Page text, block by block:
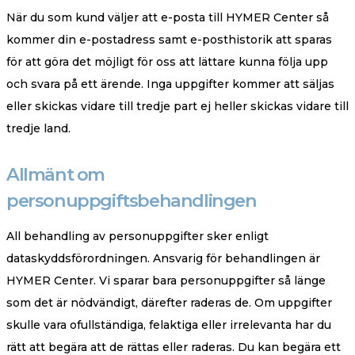
När du som kund väljer att e-posta till HYMER Center så
kommer din e-postadress samt e-posthistorik att sparas
för att göra det möjligt för oss att lättare kunna följa upp
och svara på ett ärende. Inga uppgifter kommer att säljas
eller skickas vidare till tredje part ej heller skickas vidare till
tredje land.
Allmänt om
personuppgiftsbehandlingen
All behandling av personuppgifter sker enligt
dataskyddsförordningen. Ansvarig för behandlingen är
HYMER Center. Vi sparar bara personuppgifter så länge
som det är nödvändigt, därefter raderas de. Om uppgifter
skulle vara ofullständiga, felaktiga eller irrelevanta har du
rätt att begära att de rättas eller raderas. Du kan begära ett